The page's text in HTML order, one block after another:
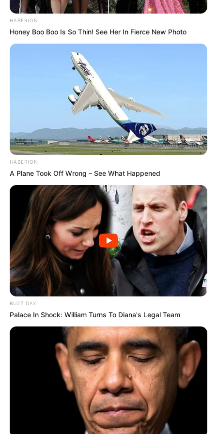
Deslocamento mais rápido beneficia comunidades
distantes
A nova estrutura permitirá que
os profissionais realizem visitas
domiciliarescom maior agilidade, especialmente em áreas rurais
e localidades mais afastadas.
O município possui extensas áreas de cobertura, tornando o
população aos serviços da Atenção Básica
Saúde e Combate às Endemias.
ACS e ACE destacam importância do reforço recebido
Durante a solenidade, a agente de saúde Abisag Lopes agradeceu
pela concretização da iniciativa. Entre os benefícios apontados
pelos profissionais estão:
💠 Mais segurança durante os deslocamentos;
HABERION
Honey Boo Boo Is So Thin! See Her In Fierce New Photo
HABERION
A Plane Took Off Wrong – See What Happened
BUZZ DAY
Palace In Shock: William Turns To Diana's Legal Team